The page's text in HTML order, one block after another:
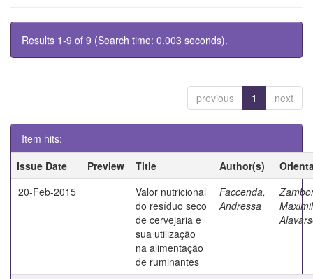
Results 1-9 of 9 (Search time: 0.003 seconds).
previous 1 next
Item hits:
Issue Date
Preview Title Author(s)
20-Feb-2015
Valor nutricional
do resíduo seco
de cervejaria e
sua utilização
na alimentação
de ruminantes
Faccenda,
Andressa